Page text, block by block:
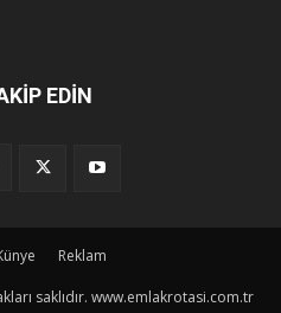
EDİN
Reklam
saklıdır. www.emlakrotasi.com.tr